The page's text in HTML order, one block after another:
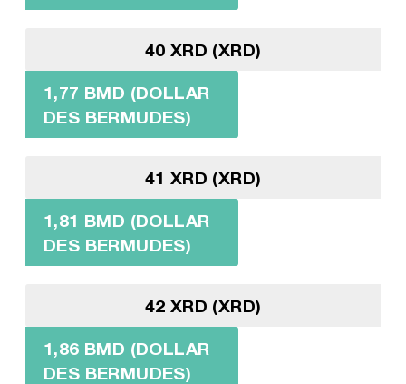
40 XRD (XRD)
1,77 BMD (DOLLAR
DES BERMUDES)
41 XRD (XRD)
1,81 BMD (DOLLAR
DES BERMUDES)
42 XRD (XRD)
1,86 BMD (DOLLAR
DES BERMUDES)